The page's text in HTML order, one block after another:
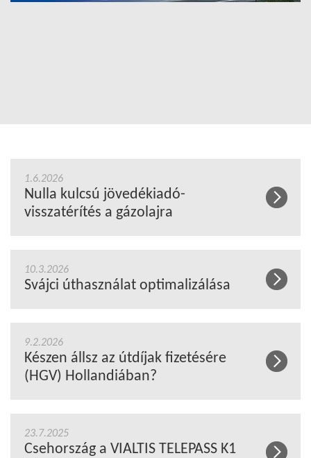
1.6.2026
Nulla kulcsú jövedékiadó-
visszatérítés a gázolajra
10.3.2026
Svájci úthasználat optimalizálása
9.2.2026
Készen állsz az útdíjak fizetésére
(HGV) Hollandiában?
23.7.2025
Csehország a VIALTIS TELEPASS K1